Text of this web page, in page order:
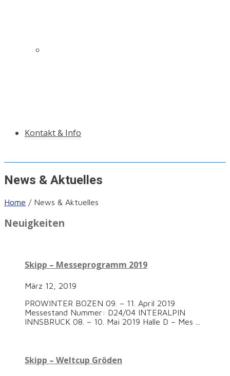
Kontakt & Info
News & Aktuelles
Home / News & Aktuelles
Neuigkeiten
Skipp – Messeprogramm 2019
März 12, 2019
PROWINTER BOZEN 09. – 11. April 2019
Messestand Nummer: D24/04 INTERALPIN
INNSBRUCK 08. – 10. Mai 2019 Halle D – Mes ...
Skipp – Weltcup Gröden